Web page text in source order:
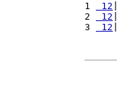
1 12
2
12
3
12